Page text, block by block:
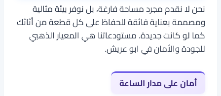
نحن لا نقدم مجرد مساحة فارغة، بل نوفر بيئة مثالية
ومصممة بعناية فائقة للحفاظ على كل قطعة من أثاثك
كما لو كانت جديدة. مستودعاتنا هي المعيار الذهبي
للجودة والأمان في ابو عريش.
أمان على مدار الساعة